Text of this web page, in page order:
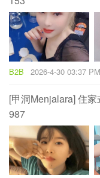
B2B 2026-4-30 03:37 PM
[甲洞Menjalara] 住
987